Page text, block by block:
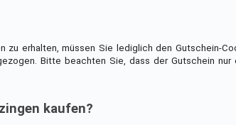
zu erhalten, müssen Sie lediglich den Gutschein-
Bitte beachten Sie, dass der Gutschein
kaufen?